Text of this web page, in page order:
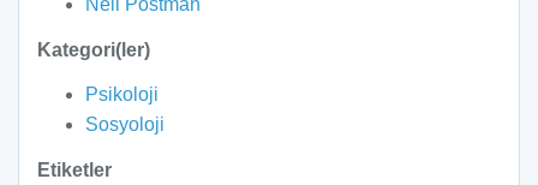
Neil Postman
Kategori(ler)
Psikoloji
Sosyoloji
Etiketler